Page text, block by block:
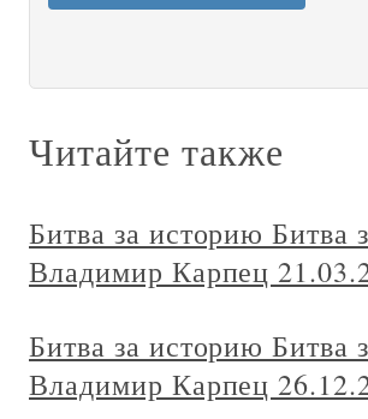
Читайте также
Битва за историю Битва
Владимир Карпец
Битва за историю Битва
Владимир Карпец